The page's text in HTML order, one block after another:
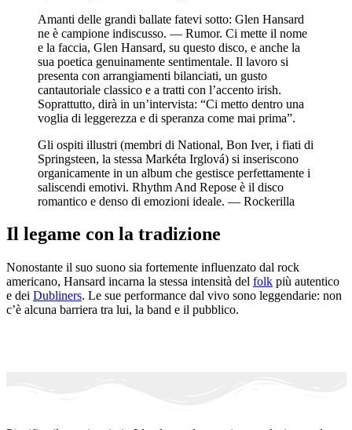
Amanti delle grandi ballate fatevi sotto: Glen Hansard
ne è campione indiscusso. — Rumor. Ci mette il nome
e la faccia, Glen Hansard, su questo disco, e anche la
sua poetica genuinamente sentimentale. Il lavoro si
presenta con arrangiamenti bilanciati, un gusto
cantautoriale classico e a tratti con l’accento irish.
Soprattutto, dirà in un’intervista: “Ci metto dentro una
voglia di leggerezza e di speranza come mai prima”.
Gli ospiti illustri (membri di National, Bon Iver, i fiati di
Springsteen, la stessa Markéta Irglová) si inseriscono
organicamente in un album che gestisce perfettamente i
saliscendi emotivi. Rhythm And Repose è il disco
romantico e denso di emozioni ideale. — Rockerilla
Il legame con la tradizione
Nonostante il suo suono sia fortemente influenzato dal rock
americano, Hansard incarna la stessa intensità del folk più autentico
e dei Dubliners. Le sue performance dal vivo sono leggendarie: non
c’è alcuna barriera tra lui, la band e il pubblico.